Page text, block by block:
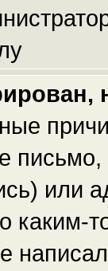
или
каким-